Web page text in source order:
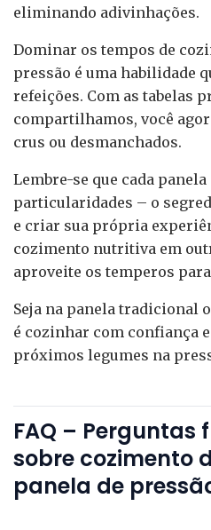
eliminando adivinhações.
Dominar os tempos de
pressão é uma habilidade
refeições. Com as tabelas
compartilhamos, você
crus ou desmanchados.
Lembre-se que cada
particularidades – o
e criar sua própria
cozimento nutritiva em
aproveite os temperos
Seja na panela tradicional
é cozinhar com confiança
próximos legumes na
FAQ – Perguntas
sobre cozimento
panela de